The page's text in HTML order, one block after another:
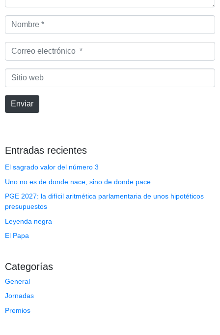
Nombre
*
Correo
electrónico
*Sitio
web
Enviar
Entradas recientes
El sagrado valor del número 3
Uno no es de donde nace, sino de donde pace
PGE 2027: la difícil aritmética parlamentaria de unos hipotéticos
presupuestos
Leyenda negra
El Papa
Categorías
General
Jornadas
Premios